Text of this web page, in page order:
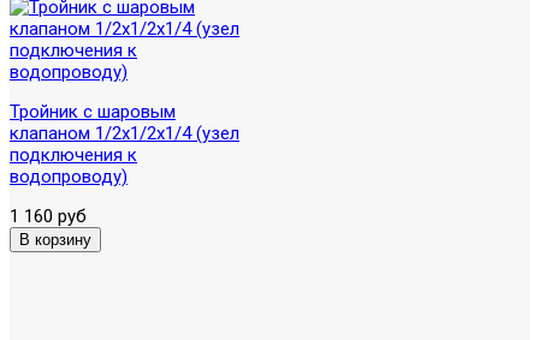
Тройник с шаровым
клапаном 1/2х1/2х1/4 (узел
подключения к
водопроводу)
1 160 руб